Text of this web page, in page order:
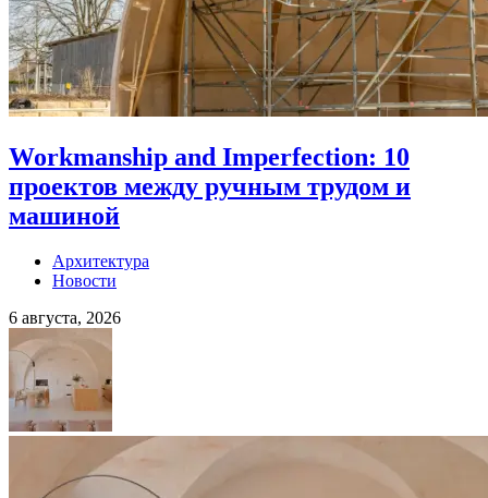
Workmanship and Imperfection: 10
проектов между ручным трудом и
машиной
Архитектура
Новости
6 августа, 2026